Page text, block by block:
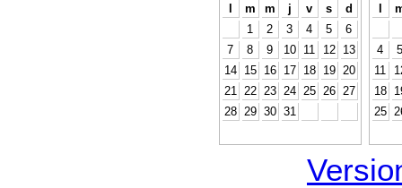
l
m m j v s
d
1
2 3 4 5
6
7
8 9 10 11 12
13
14
15 16 17 18 19
20
21
22 23 24 25 26
27
28
29 30 31
l
4
5
11
18
25